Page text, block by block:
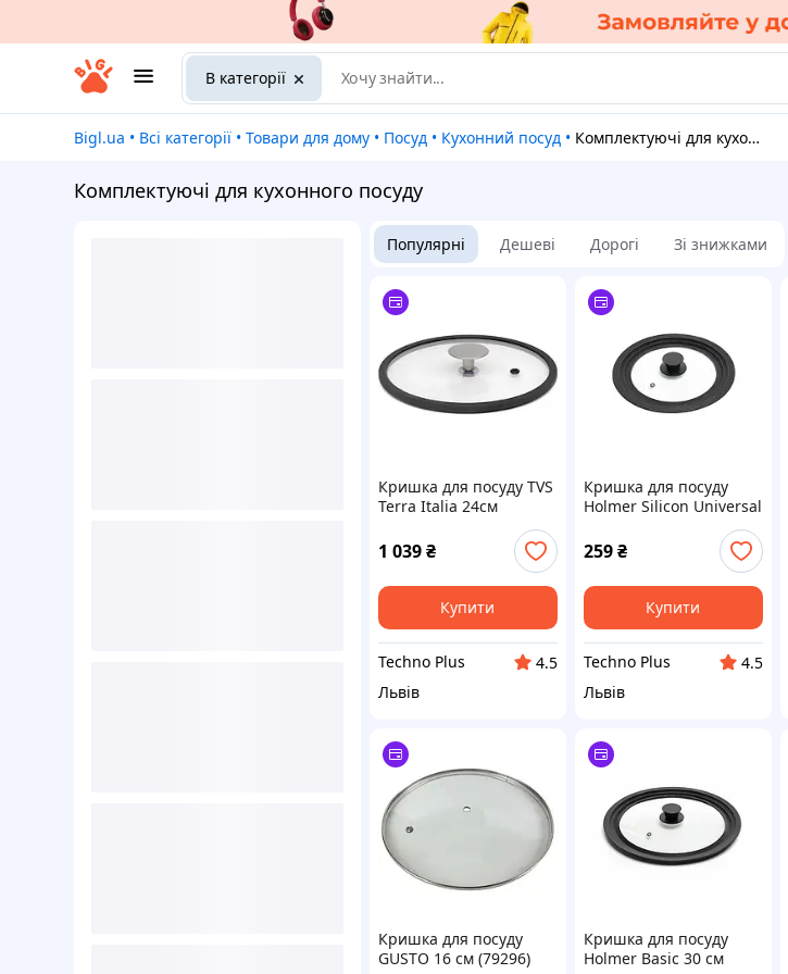
В категорії
Bigl.ua • Всі категорії • Товари для дому • Посуд • Кухонний посуд • Комплектуючі для кухонного посуду
Комплектуючі для кухонного посуду
Популярні Дешеві Дорогі Зі знижками
Кришка для посуду TVS
Terra Italia 24см
1 039₴
Купити
Techno Plus
4.5
Львів
Кришка для посуду
Holmer Silicon Universal
PBL)
259₴
Купити
Techno Plus
4.5
Львів
Кришка для посуду
GUSTO 16 см (79296)
Кришка для посуду
Holmer Basic 30 см